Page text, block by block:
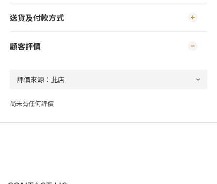
送貨及付款方式
顧客評價
尚未有任何評價